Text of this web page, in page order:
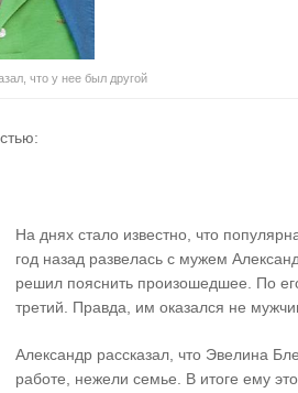
что у нее был другой
На днях стало известно, что
год назад развелась с мужем
решил пояснить произошедшее. По
третий. Правда, им оказался не
Александр рассказал, что Эвелина
работе, нежели семье. В итоге ему